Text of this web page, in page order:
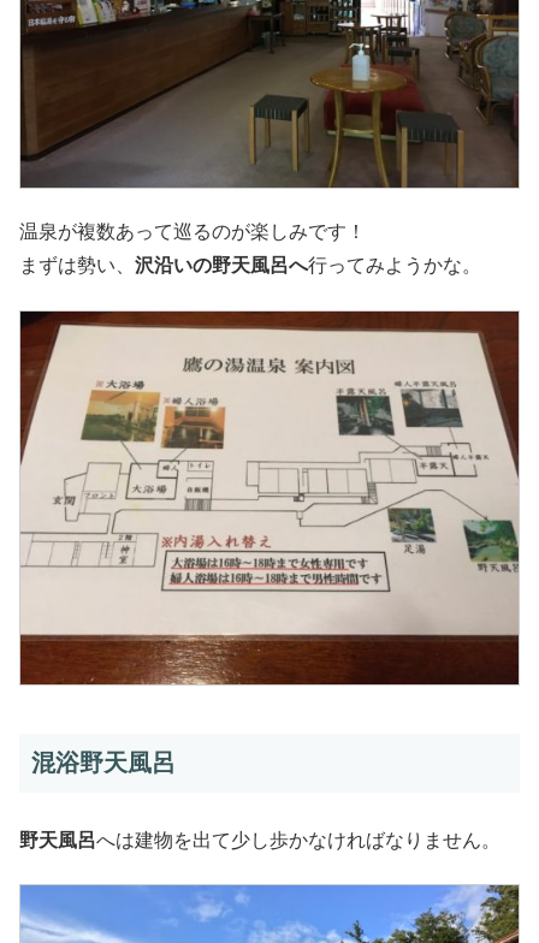
温泉が複数あって巡るのが楽しみです！
まずは勢い、 沢沿いの野天風呂へ行ってみようかな。
混浴野天風呂
野天風呂へは建物を出て少し歩かなければなりません。